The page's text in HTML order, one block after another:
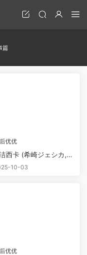
篇
优优
西卡 (希崎ジェシカ,Ki
10-03
优优